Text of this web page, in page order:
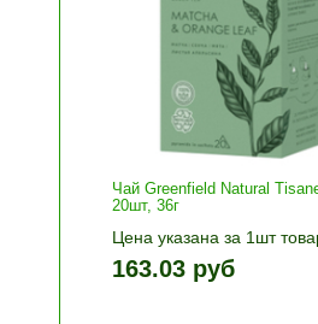
Чай Greenfield Natural
20шт, 36г
Цена указана за 1шт
1шт прибавляется
и «-». Выберите нужное
163.03 руб